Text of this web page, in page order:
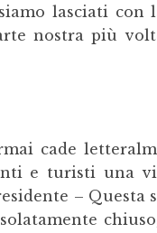
lasciati
nostra più
cade
e turisti una
– Questa